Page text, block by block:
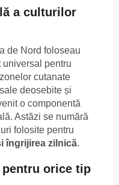
a culturilor
de Nord foloseau
pentru
cutanate
deosebite și
o componentă
Astăzi se numără
folosite pentru
îngrijirea zilnică.
orice tip